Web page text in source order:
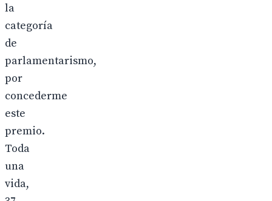
la
categoría
de
parlamentarismo,
por
concederme
este
premio.
Toda
una
vida,